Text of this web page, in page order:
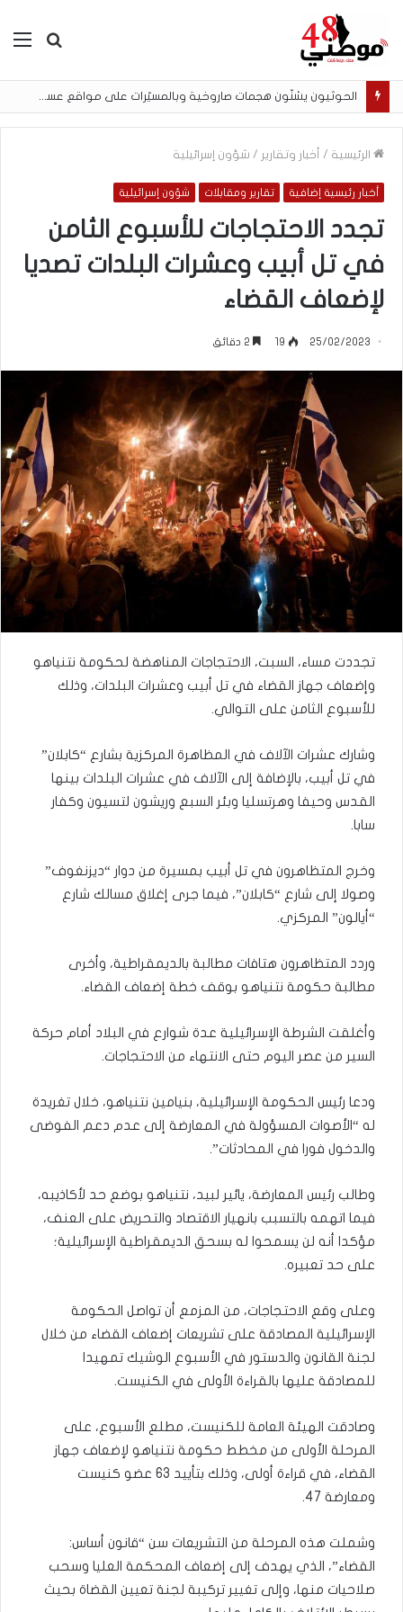
بحث
الرئيسية / أخبار وتقارير / شؤون إسرائيلية
أخبار رئيسية إضافية تقارير ومقابلات شؤون إسرائيلية
تجدد الاحتجاجات للأسبوع الثامن
في تل أبيب وعشرات البلدات تصديا
لإضعاف القضاء
25/02/2023
19
تجددت مساء، السبت، الاحتجاجات المناهضة لحكومة نتنياهو
وإضعاف جهاز القضاء في تل أبيب وعشرات البلدات، وذلك
للأسبوع الثامن على التوالي.
وشارك عشرات الآلاف في المظاهرة المركزية بشارع “كابلان”
في تل أبيب، بالإضافة إلى الآلاف في عشرات البلدات بينها
القدس وحيفا وهرتسليا وبئر السبع وريشون لتسيون وكفار
سابا.
وخرج المتظاهرون في تل أبيب بمسيرة من دوار “ديزنغوف”
وصولا إلى شارع “كابلان”، فيما جرى إغلاق مسالك شارع
“أيالون” المركزي.
وردد المتظاهرون هتافات مطالبة بالديمقراطية، وأخرى
مطالبة حكومة نتنياهو بوقف خطة إضعاف القضاء.
وأغلقت الشرطة الإسرائيلية عدة شوارع في البلاد أمام حركة
السير من عصر اليوم حتى الانتهاء من الاحتجاجات.
ودعا رئيس الحكومة الإسرائيلية، بنيامين نتنياهو، خلال تغريدة
له “الأصوات المسؤولة في المعارضة إلى عدم دعم الفوضى
والدخول فورا في المحادثات”.
وطالب رئيس المعارضة، يائير لبيد، نتنياهو بوضع حد لأكاذيبه،
فيما اتهمه بالتسبب بانهيار الاقتصاد والتحريض على العنف،
مؤكدا أنه لن يسمحوا له بسحق الديمقراطية الإسرائيلية؛
على حد تعبيره.
وعلى وقع الاحتجاجات، من المزمع أن تواصل الحكومة
الإسرائيلية المصادقة على تشريعات إضعاف القضاء من خلال
لجنة القانون والدستور في الأسبوع الوشيك تمهيدا
للمصادقة عليها بالقراءة الأولى في الكنيست.
وصادقت الهيئة العامة للكنيست، مطلع الأسبوع، على
المرحلة الأولى من مخطط حكومة نتنياهو لإضعاف جهاز
القضاء، في قراءة أولى، وذلك بتأييد 63 عضو كنيست
ومعارضة 47.
وشملت هذه المرحلة من التشريعات سن “قانون أساس:
القضاء”، الذي يهدف إلى إضعاف المحكمة العليا وسحب
صلاحيات منها، وإلى تغيير تركيبة لجنة تعيين القضاة بحيث